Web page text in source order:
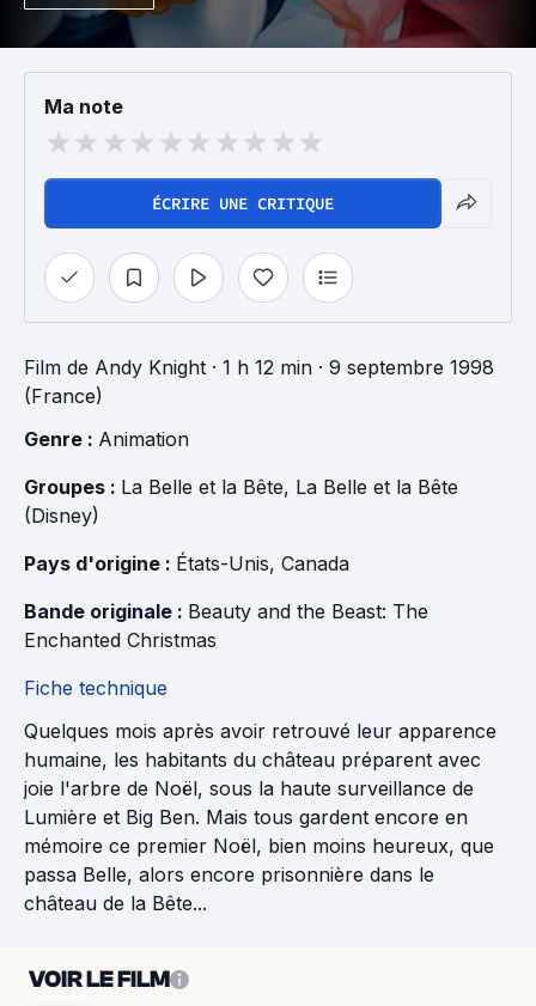
Ma note
ÉCRIRE UNE CRITIQUE
Film de Andy Knight · 1 h 12 min · 9 septembre 1998
(France)
Genre : Animation
Groupes : La Belle et la Bête, La Belle et la Bête
(Disney)
Pays d'origine : États-Unis, Canada
Bande originale : Beauty and the Beast: The
Enchanted Christmas
Fiche technique
Quelques mois après avoir retrouvé leur apparence
humaine, les habitants du château préparent avec
joie l'arbre de Noël, sous la haute surveillance de
Lumière et Big Ben. Mais tous gardent encore en
mémoire ce premier Noël, bien moins heureux, que
passa Belle, alors encore prisonnière dans le
château de la Bête...
VOIR LE FILM